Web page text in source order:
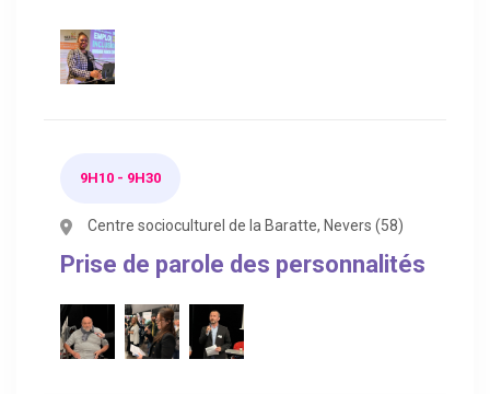
9H10 - 9H30
Centre socioculturel de la Baratte, Nevers (58)
Prise de parole des personnalités